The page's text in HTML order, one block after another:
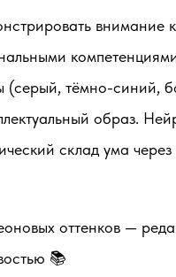
внимание
(серый, тёмно-синий,
образ.
склад ума
оттенков —
📚